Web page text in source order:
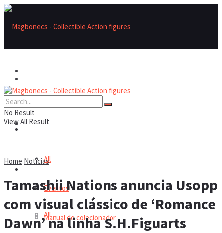
Reviews
All
Reviews
All
Eventos
Manual do colecionador
No Result
View All Result
Home Notícias
Tamashii Nations anuncia Usopp
com visual clássico de ‘Romance
Dawn’ na linha S.H.Figuarts